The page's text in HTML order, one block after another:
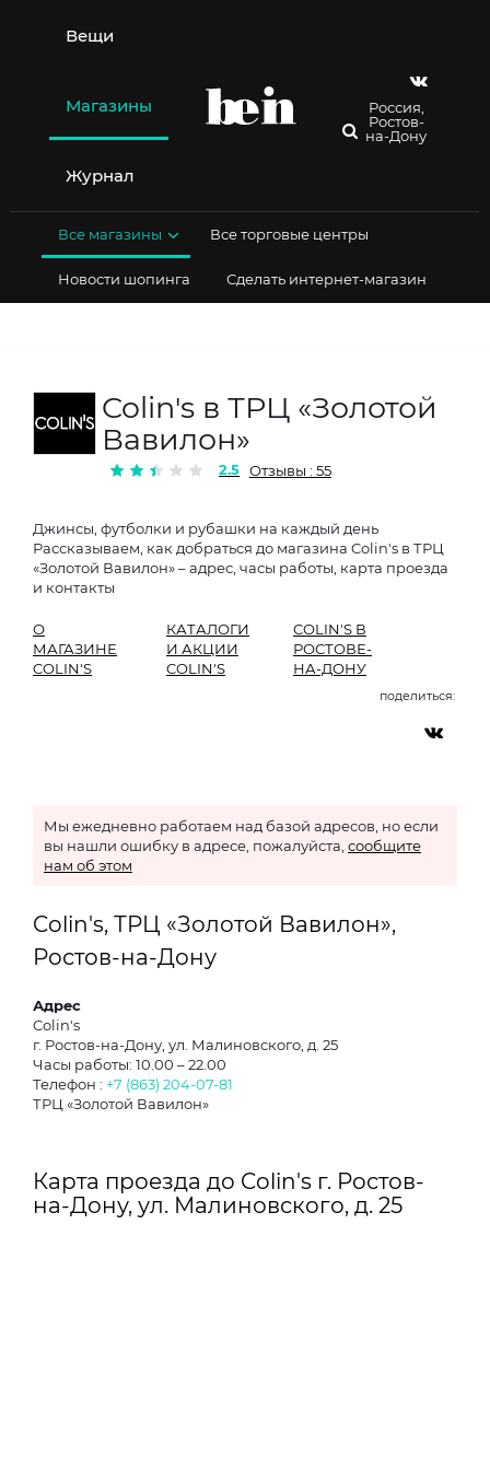
содержимому
Вещи
Магазины
Журнал
Россия,
Ростов-
на-Дону
Все магазины Все торговые центры
Новости шопинга Сделать интернет-магазин
Colin's в ТРЦ «Золотой
Вавилон»
2.5 Отзывы : 55
Джинсы, футболки и рубашки на каждый день
Рассказываем, как добраться до магазина Colin's в ТРЦ
«Золотой Вавилон» – адрес, часы работы, карта проезда
и контакты
О
МАГАЗИНЕ
COLIN'S
КАТАЛОГИ
И АКЦИИ
COLIN'S
COLIN'S В
РОСТОВЕ-
НА-ДОНУ
поделиться:
Мы ежедневно работаем над базой адресов, но если
вы нашли ошибку в адресе, пожалуйста, сообщите
нам об этом
Colin's, ТРЦ «Золотой Вавилон»,
Ростов-на-Дону
Адрес
Colin's
г. Ростов-на-Дону, ул. Малиновского, д. 25
Часы работы: 10.00 – 22.00
Телефон : +7 (863) 204-07-81
ТРЦ «Золотой Вавилон»
Карта проезда до Colin's г. Ростов-
на-Дону, ул. Малиновского, д. 25